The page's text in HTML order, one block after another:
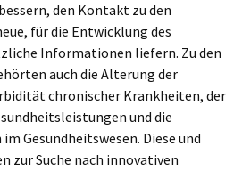
den Kontakt zu den
für die Entwicklung des
Informationen liefern. Zu den
auch die Alterung der
chronischer Krankheiten, der
und die
Gesundheitswesen. Diese und
zur Suche nach innovativen